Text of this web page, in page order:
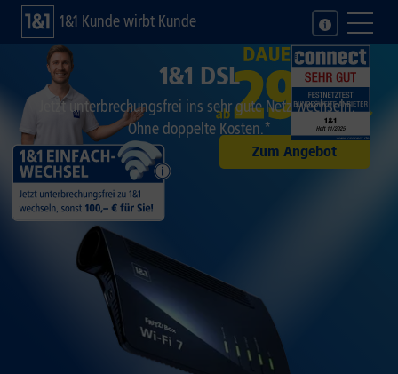
1&1 Kunde wirbt Kunde
Zum Angebot
1&1 DSL
Jetzt unterbrechungsfrei ins sehr gute Netz wechseln.
Ohne doppelte Kosten.*